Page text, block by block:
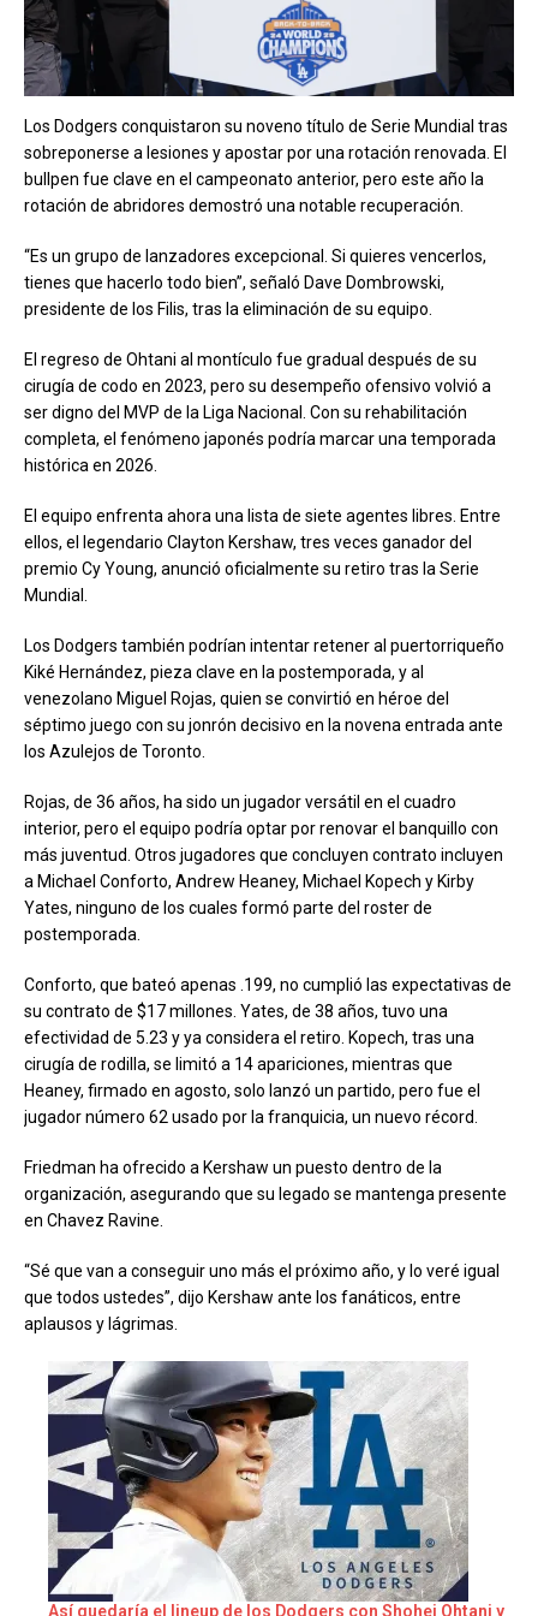
Los Dodgers conquistaron su noveno título de Serie Mundial tras
sobreponerse a lesiones y apostar por una rotación renovada. El
bullpen fue clave en el campeonato anterior, pero este año la
rotación de abridores demostró una notable recuperación.
“Es un grupo de lanzadores excepcional. Si quieres vencerlos,
tienes que hacerlo todo bien”, señaló Dave Dombrowski,
presidente de los Filis, tras la eliminación de su equipo.
El regreso de Ohtani al montículo fue gradual después de su
cirugía de codo en 2023, pero su desempeño ofensivo volvió a
ser digno del MVP de la Liga Nacional. Con su rehabilitación
completa, el fenómeno japonés podría marcar una temporada
histórica en 2026.
El equipo enfrenta ahora una lista de siete agentes libres. Entre
ellos, el legendario Clayton Kershaw, tres veces ganador del
premio Cy Young, anunció oficialmente su retiro tras la Serie
Mundial.
Los Dodgers también podrían intentar retener al puertorriqueño
Kiké Hernández, pieza clave en la postemporada, y al
venezolano Miguel Rojas, quien se convirtió en héroe del
séptimo juego con su jonrón decisivo en la novena entrada ante
los Azulejos de Toronto.
Rojas, de 36 años, ha sido un jugador versátil en el cuadro
interior, pero el equipo podría optar por renovar el banquillo con
más juventud. Otros jugadores que concluyen contrato incluyen
a Michael Conforto, Andrew Heaney, Michael Kopech y Kirby
Yates, ninguno de los cuales formó parte del roster de
postemporada.
Conforto, que bateó apenas .199, no cumplió las expectativas de
su contrato de $17 millones. Yates, de 38 años, tuvo una
efectividad de 5.23 y ya considera el retiro. Kopech, tras una
cirugía de rodilla, se limitó a 14 apariciones, mientras que
Heaney, firmado en agosto, solo lanzó un partido, pero fue el
jugador número 62 usado por la franquicia, un nuevo récord.
Friedman ha ofrecido a Kershaw un puesto dentro de la
organización, asegurando que su legado se mantenga presente
en Chavez Ravine.
“Sé que van a conseguir uno más el próximo año, y lo veré igual
que todos ustedes”, dijo Kershaw ante los fanáticos, entre
aplausos y lágrimas.
Así quedaría el lineup de los Dodgers con Shohei Ohtani y